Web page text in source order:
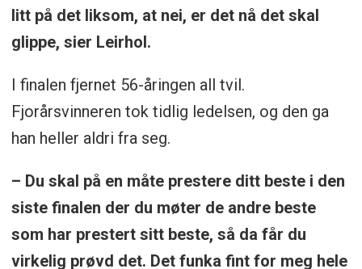
litt på det liksom, at nei, er det nå det skal
glippe, sier Leirhol.
I finalen fjernet 56-åringen all tvil.
Fjorårsvinneren tok tidlig ledelsen, og den ga
han heller aldri fra seg.
– Du skal på en måte prestere ditt beste i den
siste finalen der du møter de andre beste
som har prestert sitt beste, så da får du
virkelig prøvd det. Det funka fint for meg hele